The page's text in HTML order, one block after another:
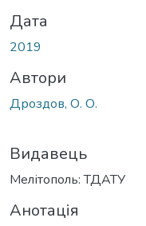
Дата
2019
Автори
Дроздов, О. О.
Видавець
Мелітополь: ТДАТУ
Анотація